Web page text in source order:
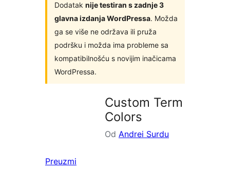
Dodatak nije testiran s zadnje 3
glavna izdanja WordPressa. Možda
ga se više ne održava ili pruža
podršku i možda ima probleme sa
kompatibilnošću s novijim inačicama
WordPressa.
Custom Term
Colors
Od Andrei Surdu
Preuzmi